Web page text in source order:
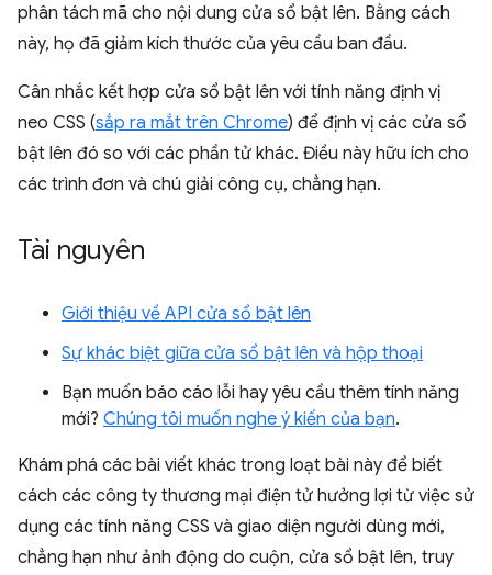
phân tách mã cho nội dung cửa sổ bật lên. Bằng cách
này, họ đã giảm kích thước của yêu cầu ban đầu.
Cân nhắc kết hợp cửa sổ bật lên với tính năng định vị
neo CSS (sắp ra mắt trên Chrome) để định vị các cửa sổ
bật lên đó so với các phần tử khác. Điều này hữu ích cho
các trình đơn và chú giải công cụ, chẳng hạn.
Tài nguyên
Giới thiệu về API cửa sổ bật lên
Sự khác biệt giữa cửa sổ bật lên và hộp thoại
Bạn muốn báo cáo lỗi hay yêu cầu thêm tính năng
mới? Chúng tôi muốn nghe ý kiến của bạn.
Khám phá các bài viết khác trong loạt bài này để biết
cách các công ty thương mại điện tử hưởng lợi từ việc sử
dụng các tính năng CSS và giao diện người dùng mới,
chẳng hạn như ảnh động do cuộn, cửa sổ bật lên, truy